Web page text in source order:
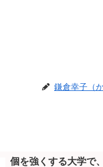
鎌倉幸子（
個を強くする大学で